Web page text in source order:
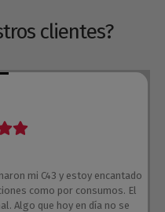
clientes?
mi C43 y estoy encantado
como por consumos. El
Algo que hoy en día no se